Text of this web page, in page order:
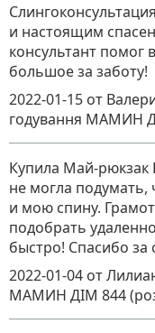
и настоящим
консультант помог
большое за заботу!
2022-01-15 от
годування МАМИН
Купила Май-рюкзак
не могла подумать,
и мою спину.
подобрать
быстро! Спасибо за
2022-01-04 от
МАМИН ДІМ 844